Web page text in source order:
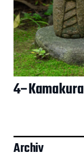
4–Kamakura
Archiv